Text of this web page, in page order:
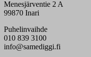
Menesjärventie 2 A
99870 Inari
Puhelinvaihde
010 839 3100
info@samediggi.fi